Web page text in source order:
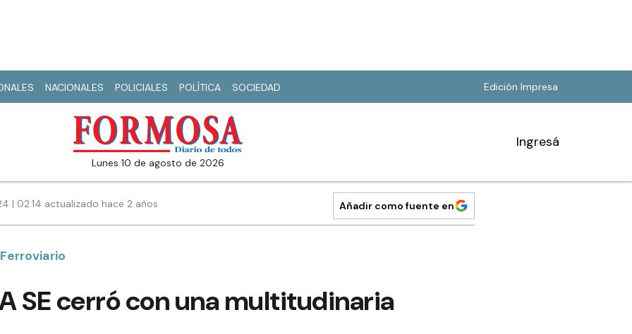
NACIONALES POLICIALES POLÍTICA SOCIEDAD Edición Impresa
lunes 10 de agosto de 2026
Ingresá
| 02:14 actualizado hace 2 años Añadir como fuente en
SE cerró con una multitudinaria